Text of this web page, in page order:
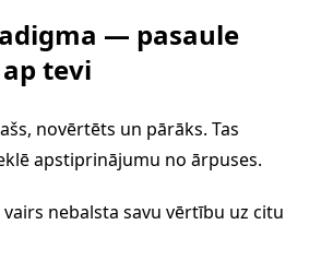
— pasaule
tevi
novērtēts un pārāks. Tas
apstiprinājumu no ārpuses.
nebalsta savu vērtību uz citu